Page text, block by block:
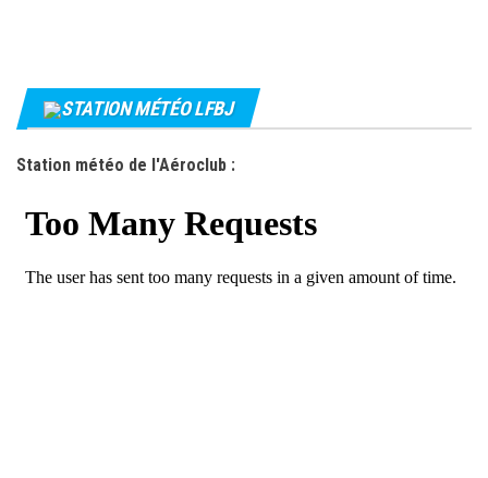
STATION MÉTÉO LFBJ
Station météo de l'Aéroclub :